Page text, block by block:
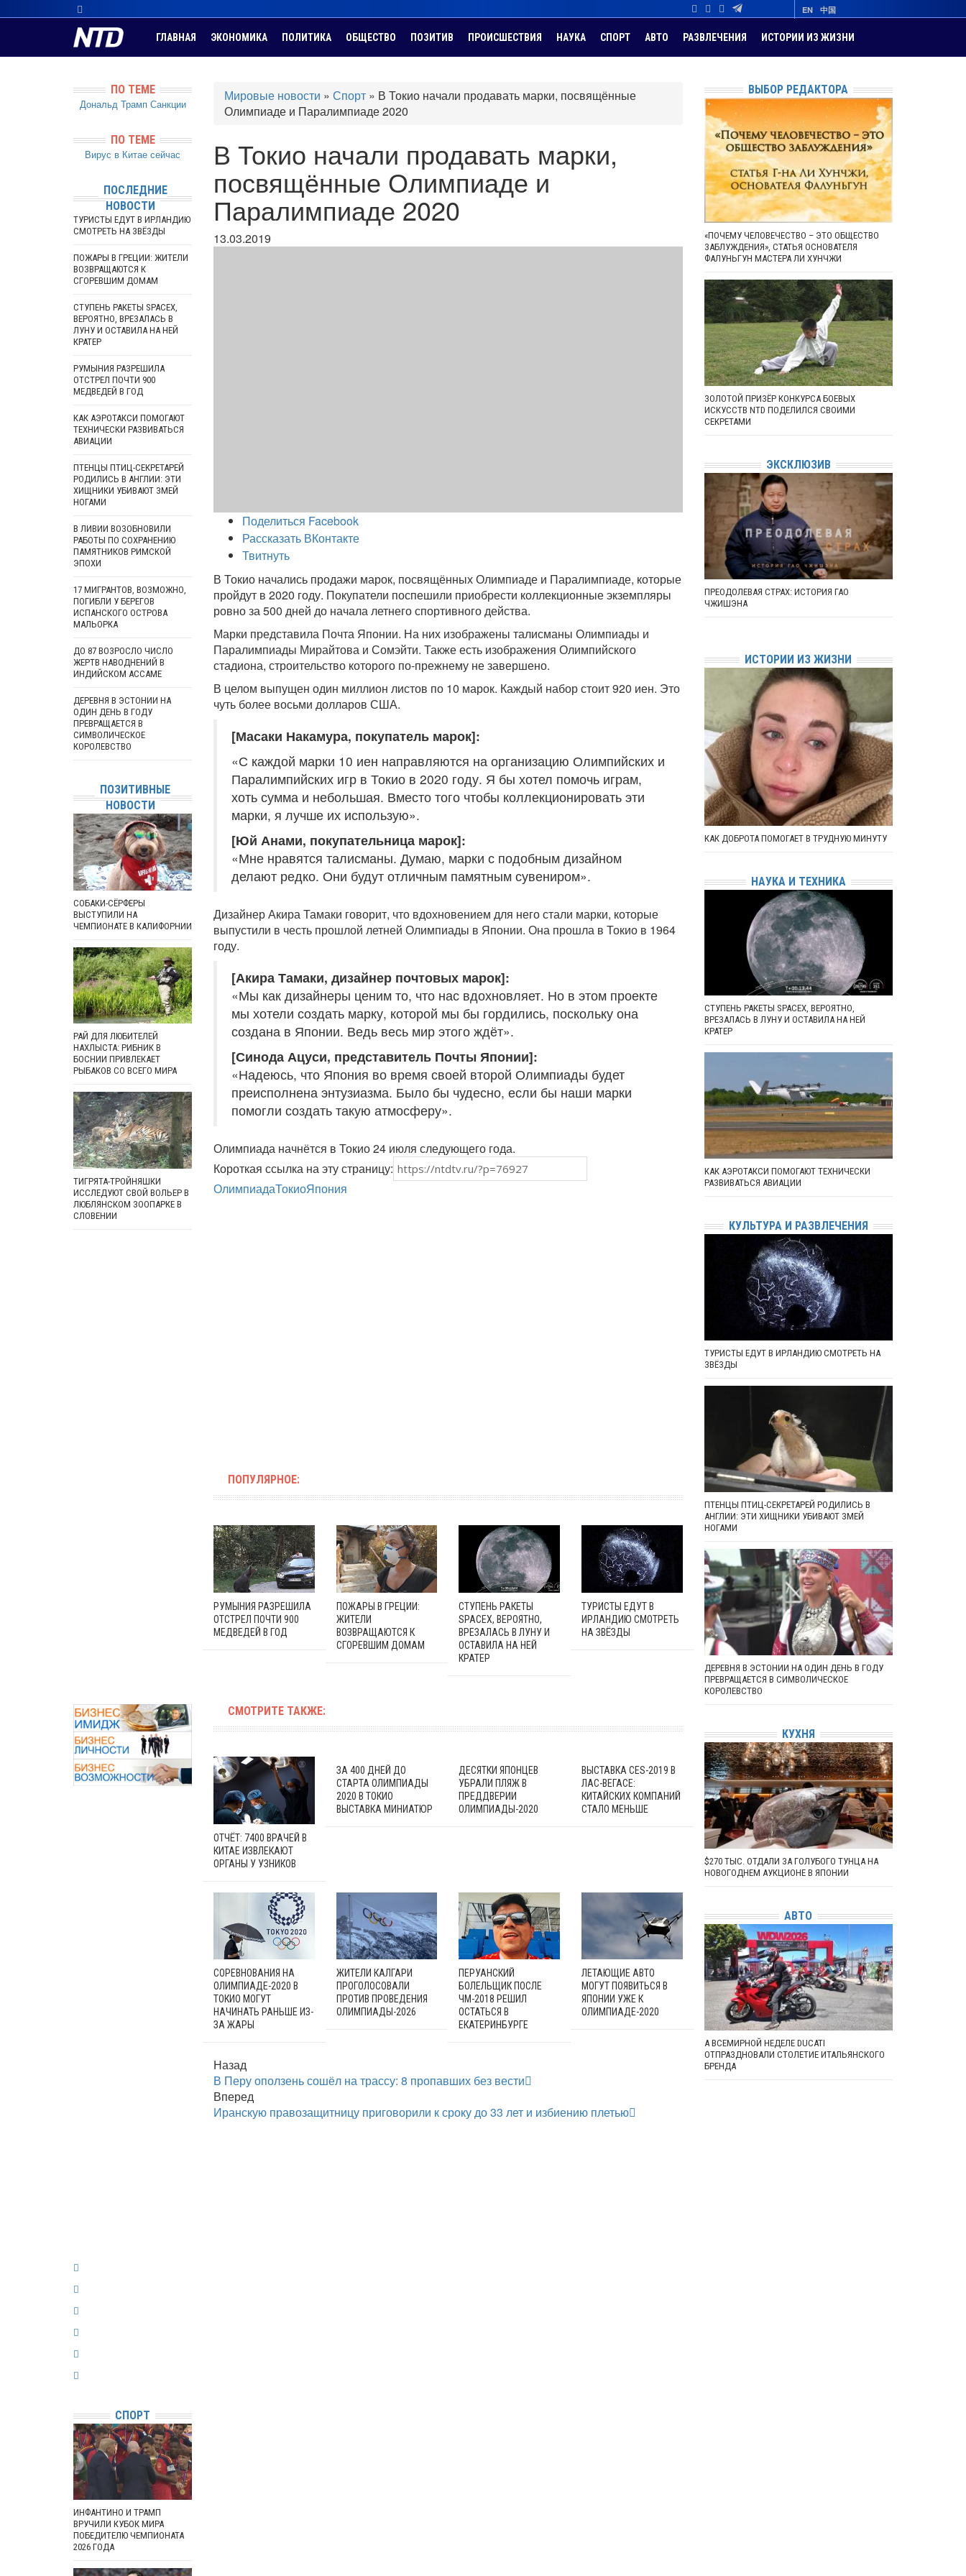
EN 中国
ГЛАВНАЯ ЭКОНОМИКА ПОЛИТИКА ОБЩЕСТВО ПОЗИТИВ ПРОИСШЕСТВИЯ НАУКА СПОРТ АВТО РАЗВЛЕЧЕНИЯ ИСТОРИИ ИЗ ЖИЗНИ
Мировые новости » Спорт » В Токио начали продавать марки, посвящённые
Олимпиаде и Паралимпиаде 2020
В Токио начали продавать марки,
посвящённые Олимпиаде и
Паралимпиаде 2020
13.03.2019
Поделиться Facebook
Рассказать ВКонтакте
Твитнуть
В Токио начались продажи марок, посвящённых Олимпиаде и Паралимпиаде, которые
пройдут в 2020 году. Покупатели поспешили приобрести коллекционные экземпляры
ровно за 500 дней до начала летнего спортивного действа.
Марки представила Почта Японии. На них изображены талисманы Олимпиады и
Паралимпиады Мирайтова и Сомэйти. Также есть изображения Олимпийского
стадиона, строительство которого по-прежнему не завершено.
В целом выпущен один миллион листов по 10 марок. Каждый набор стоит 920 иен. Это
чуть более восьми долларов США.
[Масаки Накамура, покупатель марок]:
«С каждой марки 10 иен направляются на организацию Олимпийских и
Паралимпийских игр в Токио в 2020 году. Я бы хотел помочь играм,
хоть сумма и небольшая. Вместо того чтобы коллекционировать эти
марки, я лучше их использую».
[Юй Анами, покупательница марок]:
«Мне нравятся талисманы. Думаю, марки с подобным дизайном
делают редко. Они будут отличным памятным сувениром».
Дизайнер Акира Тамаки говорит, что вдохновением для него стали марки, которые
выпустили в честь прошлой летней Олимпиады в Японии. Она прошла в Токио в 1964
году.
[Акира Тамаки, дизайнер почтовых марок]:
«Мы как дизайнеры ценим то, что нас вдохновляет. Но в этом проекте
мы хотели создать марку, которой мы бы гордились, поскольку она
создана в Японии. Ведь весь мир этого ждёт».
[Синода Ацуси, представитель Почты Японии]:
«Надеюсь, что Япония во время своей второй Олимпиады будет
преисполнена энтузиазма. Было бы чудесно, если бы наши марки
помогли создать такую атмосферу».
Олимпиада начнётся в Токио 24 июля следующего года.
Короткая ссылка на эту страницу:
ОлимпиадаТокиоЯпония
ПОПУЛЯРНОЕ:
РУМЫНИЯ РАЗРЕШИЛА
ОТСТРЕЛ ПОЧТИ 900
МЕДВЕДЕЙ В ГОД
ПОЖАРЫ В ГРЕЦИИ:
ЖИТЕЛИ
ВОЗВРАЩАЮТСЯ К
СГОРЕВШИМ ДОМАМ
СТУПЕНЬ РАКЕТЫ
SPACEX, ВЕРОЯТНО,
ВРЕЗАЛАСЬ В ЛУНУ И
ОСТАВИЛА НА НЕЙ
КРАТЕР
ТУРИСТЫ ЕДУТ В
ИРЛАНДИЮ СМОТРЕТЬ
НА ЗВЁЗДЫ
СМОТРИТЕ ТАКЖЕ:
ОТЧЁТ: 7400 ВРАЧЕЙ В
КИТАЕ ИЗВЛЕКАЮТ
ОРГАНЫ У УЗНИКОВ
ЗА 400 ДНЕЙ ДО
СТАРТА ОЛИМПИАДЫ
2020 В ТОКИО
ВЫСТАВКА МИНИАТЮР
ДЕСЯТКИ ЯПОНЦЕВ
УБРАЛИ ПЛЯЖ В
ПРЕДДВЕРИИ
ОЛИМПИАДЫ-2020
ВЫСТАВКА CES-2019 В
ЛАС-ВЕГАСЕ:
КИТАЙСКИХ КОМПАНИЙ
СТАЛО МЕНЬШЕ
СОРЕВНОВАНИЯ НА
ОЛИМПИАДЕ-2020 В
ТОКИО МОГУТ
НАЧИНАТЬ РАНЬШЕ ИЗ-
ЗА ЖАРЫ
ЖИТЕЛИ КАЛГАРИ
ПРОГОЛОСОВАЛИ
ПРОТИВ ПРОВЕДЕНИЯ
ОЛИМПИАДЫ-2026
ПЕРУАНСКИЙ
БОЛЕЛЬЩИК ПОСЛЕ
ЧМ-2018 РЕШИЛ
ОСТАТЬСЯ В
ЕКАТЕРИНБУРГЕ
ЛЕТАЮЩИЕ АВТО
МОГУТ ПОЯВИТЬСЯ В
ЯПОНИИ УЖЕ К
ОЛИМПИАДЕ-2020
Назад
В Перу оползень сошёл на трассу: 8 пропавших без вести
Вперед
Иранскую правозащитницу приговорили к сроку до 33 лет и избиению плетью
ПО ТЕМЕ
Дональд Трамп Санкции
ПО ТЕМЕ
Вирус в Китае сейчас
ПОСЛЕДНИЕ
НОВОСТИ
ТУРИСТЫ ЕДУТ В ИРЛАНДИЮ
СМОТРЕТЬ НА ЗВЁЗДЫ
ПОЖАРЫ В ГРЕЦИИ: ЖИТЕЛИ
ВОЗВРАЩАЮТСЯ К
СГОРЕВШИМ ДОМАМ
СТУПЕНЬ РАКЕТЫ SPACEX,
ВЕРОЯТНО, ВРЕЗАЛАСЬ В
ЛУНУ И ОСТАВИЛА НА НЕЙ
КРАТЕР
РУМЫНИЯ РАЗРЕШИЛА
ОТСТРЕЛ ПОЧТИ 900
МЕДВЕДЕЙ В ГОД
КАК АЭРОТАКСИ ПОМОГАЮТ
ТЕХНИЧЕСКИ РАЗВИВАТЬСЯ
АВИАЦИИ
ПТЕНЦЫ ПТИЦ-СЕКРЕТАРЕЙ
РОДИЛИСЬ В АНГЛИИ: ЭТИ
ХИЩНИКИ УБИВАЮТ ЗМЕЙ
НОГАМИ
В ЛИВИИ ВОЗОБНОВИЛИ
РАБОТЫ ПО СОХРАНЕНИЮ
ПАМЯТНИКОВ РИМСКОЙ
ЭПОХИ
17 МИГРАНТОВ, ВОЗМОЖНО,
ПОГИБЛИ У БЕРЕГОВ
ИСПАНСКОГО ОСТРОВА
МАЛЬОРКА
ДО 87 ВОЗРОСЛО ЧИСЛО
ЖЕРТВ НАВОДНЕНИЙ В
ИНДИЙСКОМ АССАМЕ
ДЕРЕВНЯ В ЭСТОНИИ НА
ОДИН ДЕНЬ В ГОДУ
ПРЕВРАЩАЕТСЯ В
СИМВОЛИЧЕСКОЕ
КОРОЛЕВСТВО
ПОЗИТИВНЫЕ
НОВОСТИ
СОБАКИ-СЁРФЕРЫ
ВЫСТУПИЛИ НА
ЧЕМПИОНАТЕ В КАЛИФОРНИИ
РАЙ ДЛЯ ЛЮБИТЕЛЕЙ
НАХЛЫСТА: РИБНИК В
БОСНИИ ПРИВЛЕКАЕТ
РЫБАКОВ СО ВСЕГО МИРА
ТИГРЯТА-ТРОЙНЯШКИ
ИССЛЕДУЮТ СВОЙ ВОЛЬЕР В
ЛЮБЛЯНСКОМ ЗООПАРКЕ В
СЛОВЕНИИ
СПОРТ
ИНФАНТИНО И ТРАМП
ВРУЧИЛИ КУБОК МИРА
ПОБЕДИТЕЛЮ ЧЕМПИОНАТА
2026 ГОДА
ВЫБОР РЕДАКТОРА
«ПОЧЕМУ ЧЕЛОВЕЧЕСТВО – ЭТО ОБЩЕСТВО
ЗАБЛУЖДЕНИЯ», СТАТЬЯ ОСНОВАТЕЛЯ
ФАЛУНЬГУН МАСТЕРА ЛИ ХУНЧЖИ
ЗОЛОТОЙ ПРИЗЁР КОНКУРСА БОЕВЫХ
ИСКУССТВ NTD ПОДЕЛИЛСЯ СВОИМИ
СЕКРЕТАМИ
ЭКСКЛЮЗИВ
ПРЕОДОЛЕВАЯ СТРАХ: ИСТОРИЯ ГАО
ЧЖИШЭНА
ИСТОРИИ ИЗ ЖИЗНИ
КАК ДОБРОТА ПОМОГАЕТ В ТРУДНУЮ МИНУТУ
НАУКА И ТЕХНИКА
СТУПЕНЬ РАКЕТЫ SPACEX, ВЕРОЯТНО,
ВРЕЗАЛАСЬ В ЛУНУ И ОСТАВИЛА НА НЕЙ
КРАТЕР
КАК АЭРОТАКСИ ПОМОГАЮТ ТЕХНИЧЕСКИ
РАЗВИВАТЬСЯ АВИАЦИИ
КУЛЬТУРА И РАЗВЛЕЧЕНИЯ
ТУРИСТЫ ЕДУТ В ИРЛАНДИЮ СМОТРЕТЬ НА
ЗВЁЗДЫ
ПТЕНЦЫ ПТИЦ-СЕКРЕТАРЕЙ РОДИЛИСЬ В
АНГЛИИ: ЭТИ ХИЩНИКИ УБИВАЮТ ЗМЕЙ
НОГАМИ
ДЕРЕВНЯ В ЭСТОНИИ НА ОДИН ДЕНЬ В ГОДУ
ПРЕВРАЩАЕТСЯ В СИМВОЛИЧЕСКОЕ
КОРОЛЕВСТВО
КУХНЯ
$270 ТЫС. ОТДАЛИ ЗА ГОЛУБОГО ТУНЦА НА
НОВОГОДНЕМ АУКЦИОНЕ В ЯПОНИИ
АВТО
А ВСЕМИРНОЙ НЕДЕЛЕ DUCATI
ОТПРАЗДНОВАЛИ СТОЛЕТИЕ ИТАЛЬЯНСКОГО
БРЕНДА